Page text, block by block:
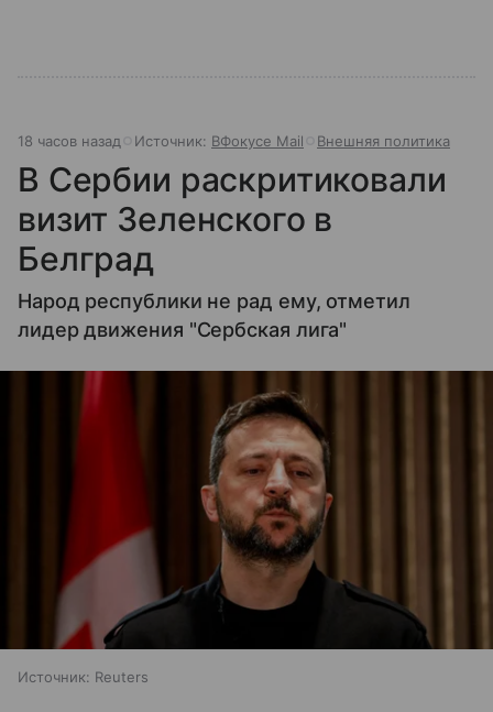
18 часов назад Источник: ВФокусе Mail Внешняя политика
В Сербии раскритиковали
визит Зеленского в
Белград
Народ республики не рад ему, отметил
лидер движения "Сербская лига"
Источник: Reuters